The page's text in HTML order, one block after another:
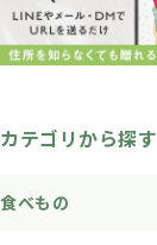
カテゴリから探す
食べもの